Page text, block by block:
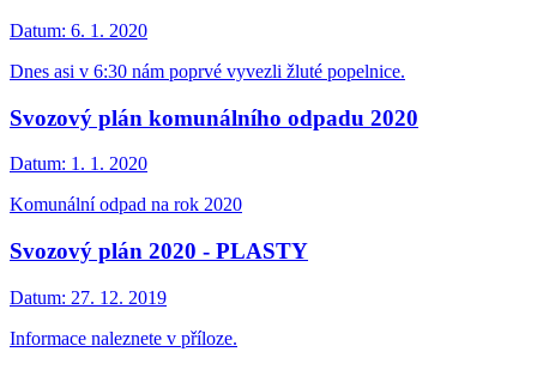
Datum: 6. 1. 2020
Dnes asi v 6:30 nám poprvé vyvezli žluté popelnice.
Svozový plán komunálního odpadu 2020
Datum: 1. 1. 2020
Komunální odpad na rok 2020
Svozový plán 2020 - PLASTY
Datum: 27. 12. 2019
Informace naleznete v příloze.